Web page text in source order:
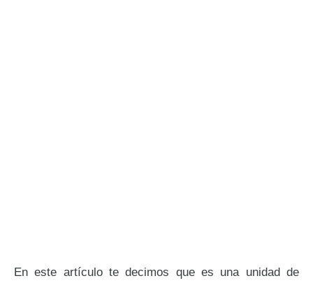
En este artículo te decimos que es una unidad de